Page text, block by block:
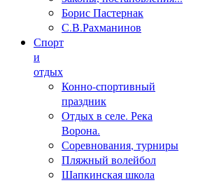
Борис Пастернак
С.В.Рахманинов
Спорт
и
отдых
Конно-спортивный
праздник
Отдых в селе. Река
Ворона.
Соревнования, турниры
Пляжный волейбол
Шапкинская школа